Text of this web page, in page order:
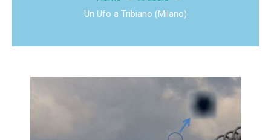
Un Ufo a Tribiano (Milano)